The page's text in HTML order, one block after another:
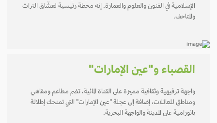
الإسلامية في الفنون والعلوم والعمارة. إنه محطة رئيسية لعشّاق التراث
والمتاحف.
القصباء و"عين الإمارات"
واجهة ترفيهية وثقافية مميزة على القناة المائية، تضم مطاعم ومقاهي
ومناطق للعائلات، إضافة إلى عجلة "عين الإمارات" التي تمنحك إطلالة
بانورامية على المدينة والواجهة البحرية.